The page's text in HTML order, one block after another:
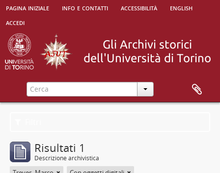
pagina iniziale info e contatti accessibilità
english
accedi
Risultati 1
Descrizione archivistica